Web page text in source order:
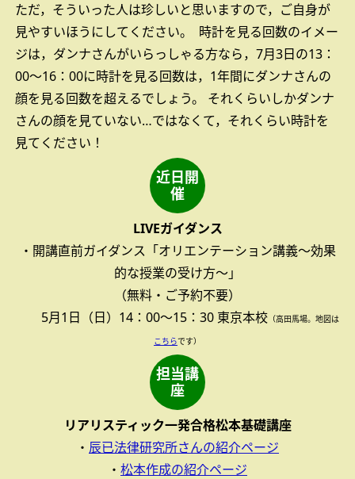
ただ，そういった人は珍しいと思いますので，ご自身が
見やすいほうにしてください。
時計を見る回数のイメー
ジは，ダンナさんがいらっしゃる方なら，7月3日の13：
00～16：00に時計を見る回数は，1年間にダンナさんの
顔を見る回数を超えるでしょう。
それくらいしかダンナ
さんの顔を見ていない…ではなくて，それくらい時計を
見てください！
近日開
催
LIVEガイダンス
・開講直前ガイダンス「オリエンテーション講義～効果
的な授業の受け方～」
（無料・ご予約不要）
5月1日（日）14：00～15：30 東京本校 （高田馬場。地図は
こちらです）
担当講
座
リアリスティック一発合格松本基礎講座
・ 辰已法律研究所さんの紹介ページ
・ 松本作成の紹介ページ